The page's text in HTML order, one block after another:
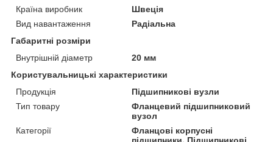
Країна виробник
Швеція
Вид навантаження
Радіальна
Габаритні розміри
Внутрішній діаметр
20 мм
Користувальницькі характеристики
Продукція
Підшипникові вузли
Тип товару
Фланцевий підшипниковий
вузол
Категорії
Фланцові корпусні
підшипники, Підшипникові